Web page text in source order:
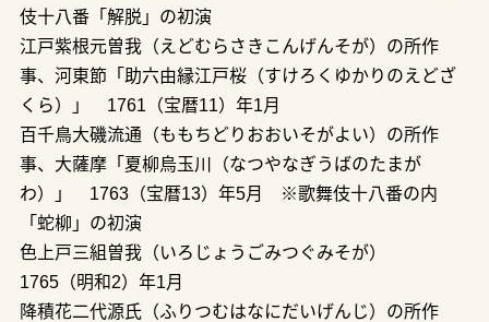
伎十八番「解脱」の初演
江戸紫根元曽我（えどむらさきこんげんそが）の所作
事、河東節「助六由縁江戸桜（すけろくゆかりのえどざ
くら）」 1761（宝暦11）年1月
百千鳥大磯流通（ももちどりおおいそがよい）の所作
事、大薩摩「夏柳烏玉川（なつやなぎうばのたまが
わ）」 1763（宝暦13）年5月 ※歌舞伎十八番の内
「蛇柳」の初演
色上戸三組曽我（いろじょうごみつぐみそが）
1765（明和2）年1月
降積花二代源氏（ふりつむはなにだいげんじ）の所作